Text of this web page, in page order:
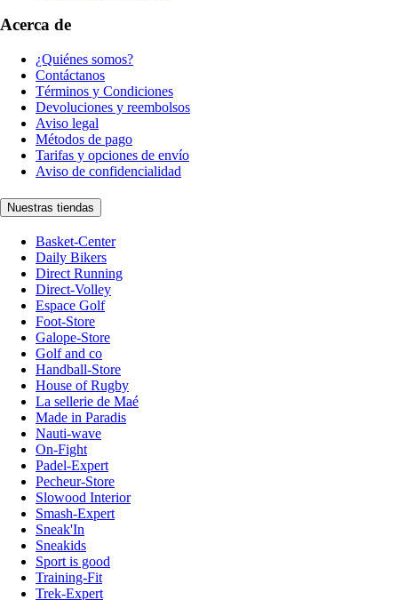
Acerca de
¿Quiénes somos?
Contáctanos
Términos y Condiciones
Devoluciones y reembolsos
Aviso legal
Métodos de pago
Tarifas y opciones de envío
Aviso de confidencialidad
Nuestras tiendas
Basket-Center
Daily Bikers
Direct Running
Direct-Volley
Espace Golf
Foot-Store
Galope-Store
Golf and co
Handball-Store
House of Rugby
La sellerie de Maé
Made in Paradis
Nauti-wave
On-Fight
Padel-Expert
Pecheur-Store
Slowood Interior
Smash-Expert
Sneak'In
Sneakids
Sport is good
Training-Fit
Trek-Expert